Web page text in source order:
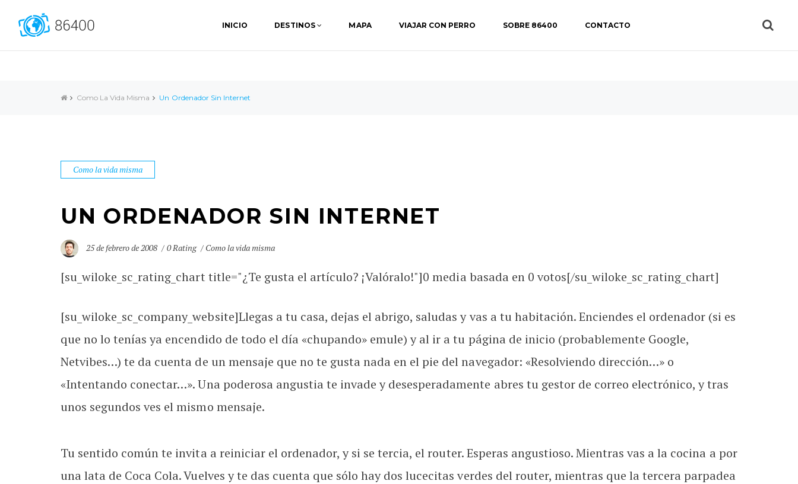
INICIO DESTINOS MAPA VIAJAR CON PERRO SOBRE 86400 CONTACTO
Como La Vida Misma Un Ordenador Sin Internet
Como la vida misma
UN ORDENADOR SIN INTERNET
25 de febrero de 2008 0 Rating Como la vida misma
[su_wiloke_sc_rating_chart title="¿Te gusta el artículo? ¡Valóralo!"]0media basada en 0 votos[/su_wiloke_sc_rating_chart]
[su_wiloke_sc_company_website]Llegas a tu casa, dejas el abrigo, saludas y vas a tu habitación. Enciendes el ordenador (si es
que no lo tenías ya encendido de todo el día «chupando» emule) y al ir a tu página de inicio (probablemente Google,
Netvibes…) te da cuenta de un mensaje que no te gusta nada en el pie del navegador: «Resolviendo dirección…» o
«Intentando conectar…». Una poderosa angustia te invade y desesperadamente abres tu gestor de correo electrónico, y tras
unos segundos ves el mismo mensaje.
Tu sentido común te invita a reiniciar el ordenador, y si se tercia, el router. Esperas angustioso. Mientras vas a la cocina a por
una lata de Coca Cola. Vuelves y te das cuenta que sólo hay dos lucecitas verdes del router, mientras que la tercera parpadea